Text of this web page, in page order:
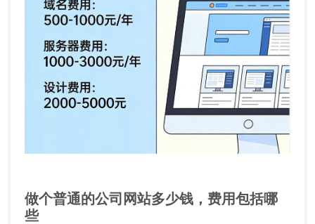
做个普通的公司网站多少钱，费用包括哪
些